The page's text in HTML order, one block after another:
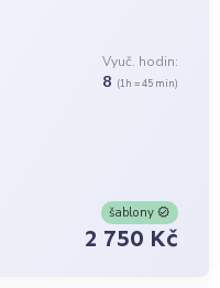
Vyuč. hodin:
8 (1h = 45 min)
šablony
2 750 Kč